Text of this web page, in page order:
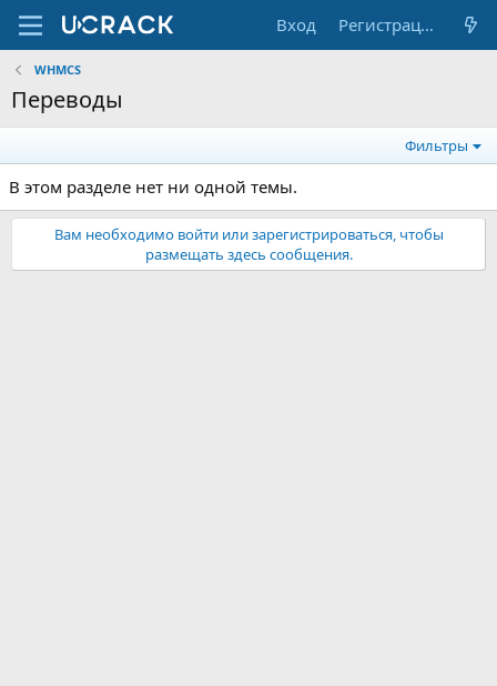
Вход Регистрация
WHMCS
Переводы
Фильтры
В этом разделе нет ни одной темы.
Вам необходимо войти или зарегистрироваться, чтобы
размещать здесь сообщения.